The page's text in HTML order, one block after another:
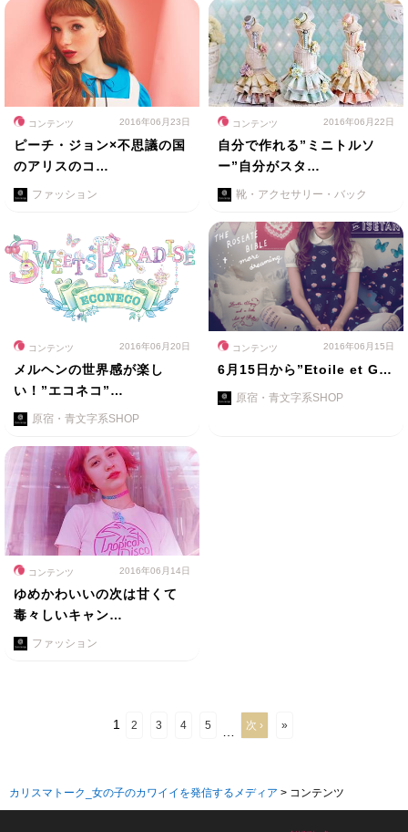
コンテンツ 2016年06月23日
ピーチ・ジョン×不思議の国
のアリスのコ…
ファッション
コンテンツ 2016年06月22日
自分で作れる”ミニトルソ
ー”自分がスタ…
靴・アクセサリー・バック
コンテンツ 2016年06月20日
メルヘンの世界感が楽し
い！”エコネコ”…
原宿・青文字系SHOP
コンテンツ 2016年06月15日
6月15日から”Etoile et G…
原宿・青文字系SHOP
コンテンツ 2016年06月14日
ゆめかわいいの次は甘くて
毒々しいキャン…
ファッション
1 2 3 4 5 次 › »
カリスマトーク_女の子のカワイイを発信するメディア > コンテンツ